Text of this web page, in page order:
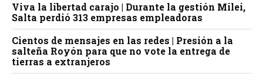
Viva la libertad carajo | Durante la gestión Milei,
Salta perdió 313 empresas empleadoras
Cientos de mensajes en las redes | Presión a la
salteña Royón para que no vote la entrega de
tierras a extranjeros